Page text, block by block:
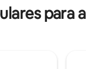
enorme terraza
o incluso
para